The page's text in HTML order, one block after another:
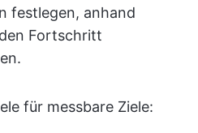
festlegen, anhand
Fortschritt
für messbare Ziele: